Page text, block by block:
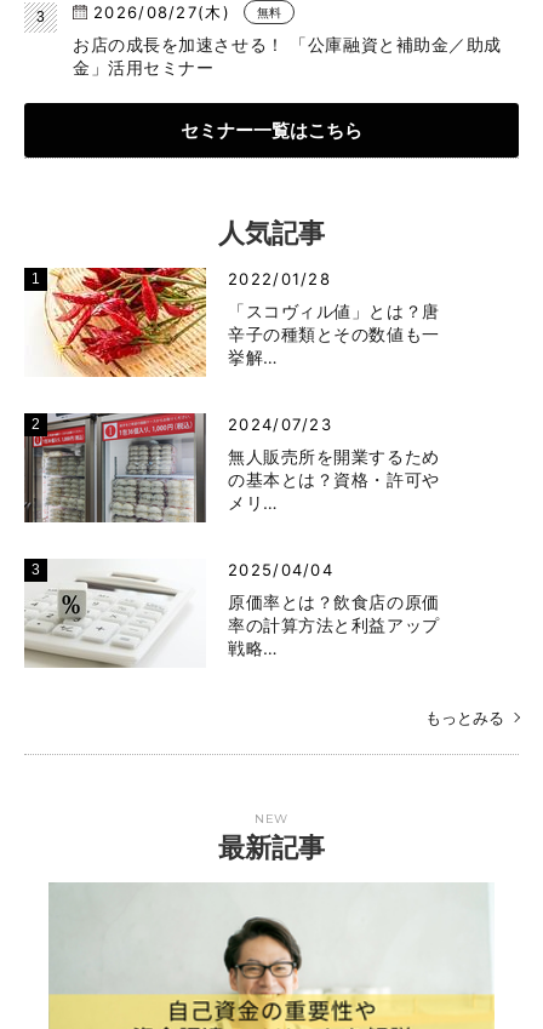
2026/08/27(木) 無料
お店の成長を加速させる！ 「公庫融資と補助金／助成
金」活用セミナー
セミナー一覧はこちら
人気記事
2022/01/28
「スコヴィル値」とは？唐
辛子の種類とその数値も一
挙解…
2024/07/23
無人販売所を開業するため
の基本とは？資格・許可や
メリ…
2025/04/04
原価率とは？飲食店の原価
率の計算方法と利益アップ
戦略…
もっとみる
NEW
最新記事